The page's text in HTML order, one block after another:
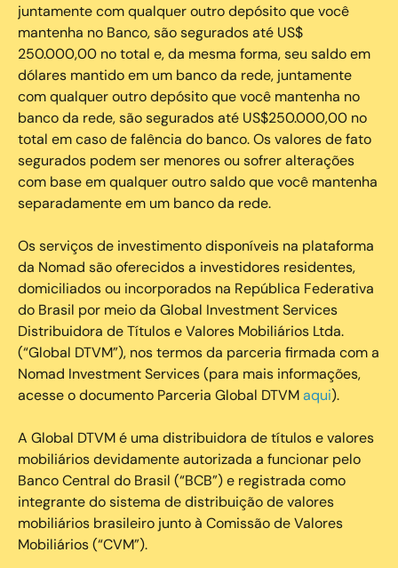
juntamente com qualquer outro depósito que você
mantenha no Banco, são segurados até US$
250.000,00 no total e, da mesma forma, seu saldo em
dólares mantido em um banco da rede, juntamente
com qualquer outro depósito que você mantenha no
banco da rede, são segurados até US$250.000,00 no
total em caso de falência do banco. Os valores de fato
segurados podem ser menores ou sofrer alterações
com base em qualquer outro saldo que você mantenha
separadamente em um banco da rede.
Os serviços de investimento disponíveis na plataforma
da Nomad são oferecidos a investidores residentes,
domiciliados ou incorporados na República Federativa
do Brasil por meio da Global Investment Services
Distribuidora de Títulos e Valores Mobiliários Ltda.
(“Global DTVM”), nos termos da parceria firmada com a
Nomad Investment Services (para mais informações,
acesse o documento Parceria Global DTVMaqui).
A Global DTVM é uma distribuidora de títulos e valores
mobiliários devidamente autorizada a funcionar pelo
Banco Central do Brasil (“BCB”) e registrada como
integrante do sistema de distribuição de valores
mobiliários brasileiro junto à Comissão de Valores
Mobiliários (“CVM”).